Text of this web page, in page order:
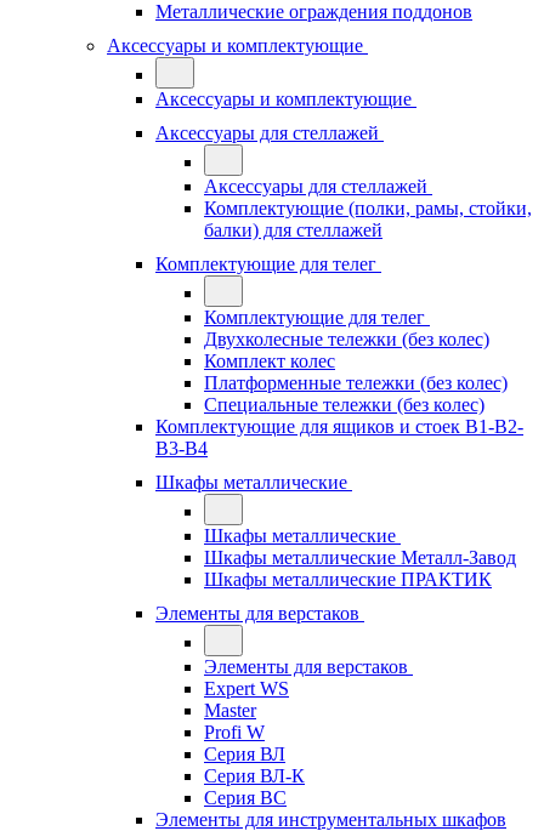
Металлические ограждения поддонов
Аксессуары и комплектующие
Аксессуары и комплектующие
Аксессуары для стеллажей
Аксессуары для стеллажей
Комплектующие (полки, рамы, стойки,
балки) для стеллажей
Комплектующие для телег
Комплектующие для телег
Двухколесные тележки (без колес)
Комплект колес
Платформенные тележки (без колес)
Специальные тележки (без колес)
Комплектующие для ящиков и стоек В1-В2-
В3-В4
Шкафы металлические
Шкафы металлические
Шкафы металлические Металл-Завод
Шкафы металлические ПРАКТИК
Элементы для верстаков
Элементы для верстаков
Expert WS
Master
Profi W
Серия ВЛ
Серия ВЛ-К
Серия ВС
Элементы для инструментальных шкафов